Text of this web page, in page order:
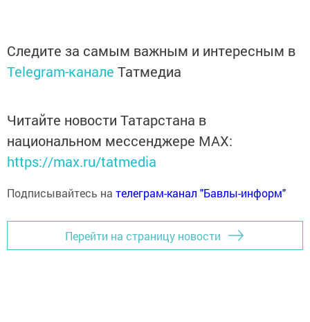
Следите за самым важным и интересным в
Telegram-канале Татмедиа
Читайте новости Татарстана в
национальном мессенджере MАХ:
https://max.ru/tatmedia
Подписывайтесь на телеграм-канал "Бавлы-информ"
Перейти на страницу новости